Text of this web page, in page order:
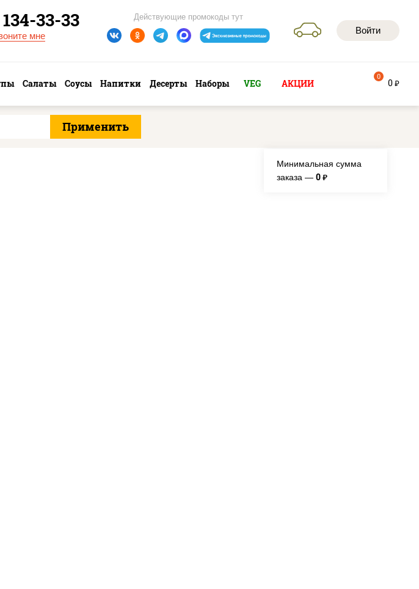
Войти
Действующие промокоды тут
33-33
мне
Салаты Соусы Напитки Десерты Наборы VEG АКЦИИ 0 руб
0
Минимальная сумма
заказа — 0 руб.